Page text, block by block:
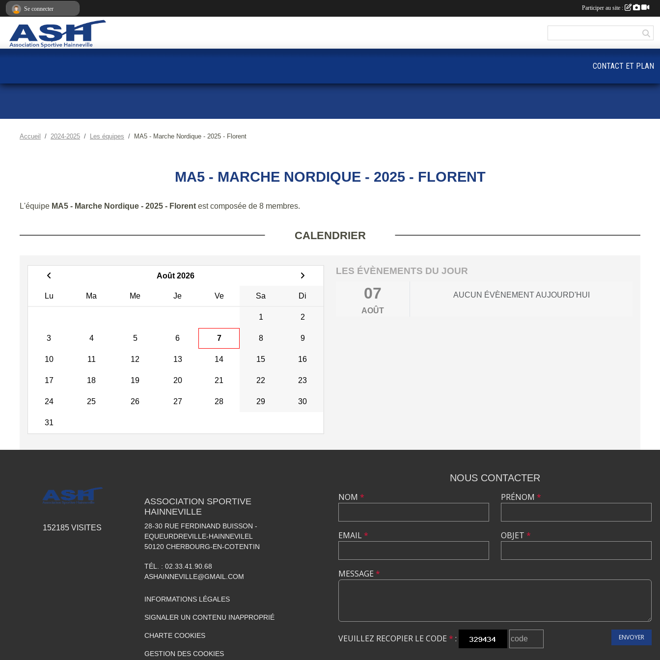
Accueil 2024-2025 Les équipes MA5 - Marche Nordique - 2025 - Florent
MA5 - MARCHE NORDIQUE - 2025 - FLORENT
L'équipe MA5 - Marche Nordique - 2025 - Florent est composée de 8 membres.
CALENDRIER
Août 2026
Lu Ma Me Je Ve Sa Di
1 2
3 4 5 6 7 8 9
10 11 12 13 14 15 16
17 18 19 20 21 22 23
24 25 26 27 28 29 30
31
LES ÉVÈNEMENTS DU JOUR
07
AOÛT
AUCUN ÉVÈNEMENT AUJOURD'HUI
CONTACT ET PLAN
152185 VISITES
ASSOCIATION SPORTIVE
HAINNEVILLE
28-30 RUE FERDINAND BUISSON -
EQUEURDREVILLE-HAINNEVILEL
50120 CHERBOURG-EN-COTENTIN
TÉL. : 02.33.41.90.68
ASHAINNEVILLE@GMAIL.COM
INFORMATIONS LÉGALES
SIGNALER UN CONTENU INAPPROPRIÉ
CHARTE COOKIES
GESTION DES COOKIES
NOUS CONTACTER
NOM *
EMAIL*
PRÉNOM *
OBJET *
MESSAGE *
VEUILLEZ RECOPIER LE CODE * : ENVOYER
Se connecter Participer au site :
Panneau de gestion des cookies